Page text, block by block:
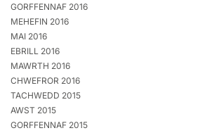
GORFFENNAF 2016
MEHEFIN 2016
MAI 2016
EBRILL 2016
MAWRTH 2016
CHWEFROR 2016
TACHWEDD 2015
AWST 2015
GORFFENNAF 2015